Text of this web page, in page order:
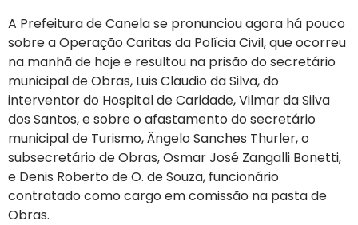
A Prefeitura de Canela se pronunciou agora há pouco
sobre a Operação Caritas da Polícia Civil, que ocorreu
na manhã de hoje e resultou na prisão do secretário
municipal de Obras, Luis Claudio da Silva, do
interventor do Hospital de Caridade, Vilmar da Silva
dos Santos, e sobre o afastamento do secretário
municipal de Turismo, Ângelo Sanches Thurler, o
subsecretário de Obras, Osmar José Zangalli Bonetti,
e Denis Roberto de O. de Souza, funcionário
contratado como cargo em comissão na pasta de
Obras.